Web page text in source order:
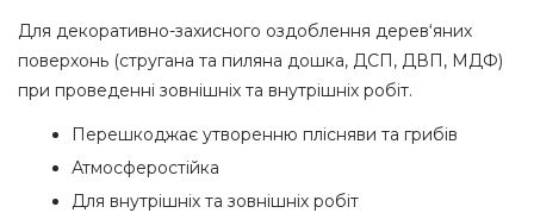
Для декоративно-захисного оздоблення дерев‘яних
поверхонь (стругана та пиляна дошка, ДСП, ДВП, МДФ)
при проведенні зовнішніх та внутрішніх робіт.
Перешкоджає утворенню плісняви та грибів
Атмосферостійка
Для внутрішніх та зовнішніх робіт